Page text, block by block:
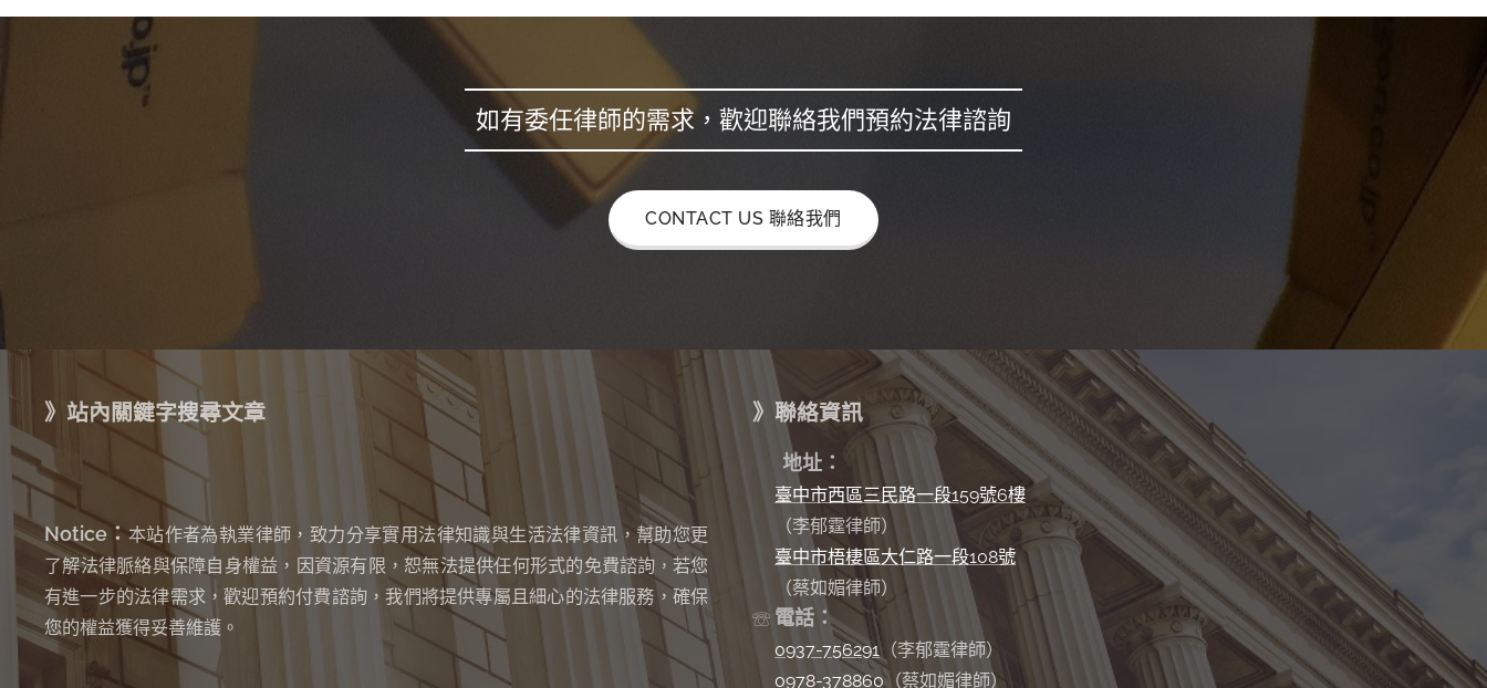
如有委任律師的需求，歡迎聯絡我們預約法律諮詢
CONTACT US 聯絡我們
》站內關鍵字搜尋文章
Notice：本站作者為執業律師，致力分享實用法律知識與生活法律資訊，幫助您更
了解法律脈絡與保障自身權益，因資源有限，恕無法提供任何形式的免費諮詢 ， 若您
有進一步的法律需求，歡迎預約付費諮詢，我們將提供專屬且細心的法律服務，確保
您的權益獲得妥善維護。
》聯絡資訊
✉地址：
臺中市西區三民路一段159號6樓
（李郁霆律師）
臺中市梧棲區大仁路一段108號
（蔡如媚律師）
☏ 電話：
0937-756291（李郁霆律師）
0978-378860（蔡如媚律師）